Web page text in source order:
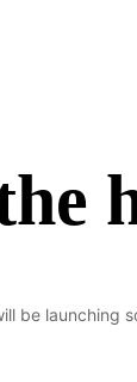
be launching